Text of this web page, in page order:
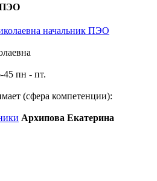
ПЭО
45 пн - пт.
(сфера компетенции):
Архипова Екатерина